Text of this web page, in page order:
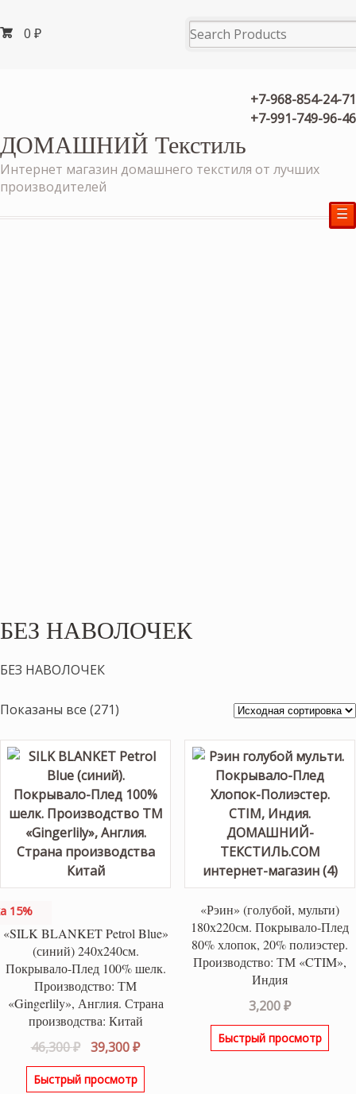
0 ₽
+7-968-854-24-71
+7-991-749-96-46
ДОМАШНИЙ Текстиль
Интернет магазин домашнего текстиля от лучших
производителей
☰
БЕЗ НАВОЛОЧЕК
БЕЗ НАВОЛОЧЕК
Показаны все (271)
15%
«SILK BLANKET Petrol Blue»
(синий) 240х240см.
Покрывало-Плед 100% шелк.
Производство: ТМ
«Gingerlily», Англия. Страна
производства: Китай
46,300₽
Первоначальная
цена
составляла
39,300₽Текущая
цена:
Быстрый просмотр
«Рэин» (голубой, мульти)
180х220см. Покрывало-Плед
80% хлопок, 20% полиэстер.
Производство: ТМ «CTIM»,
Индия
3,200₽
Быстрый просмотр